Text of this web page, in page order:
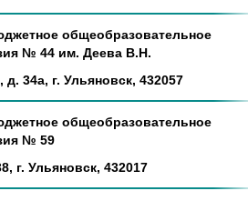
общеобразовательное
№ 44 им. Деева В.Н.
д. 34а, г. Ульяновск, 432057
общеобразовательное
№ 59
г. Ульяновск, 432017